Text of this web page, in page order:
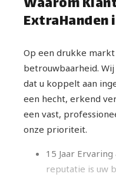
Waarom
Op een drukke
betrouwbaarheid.
dat u koppelt aan
een hecht, erkend
een vast,
onze prioriteit.
15 Jaar
reputatie is uw